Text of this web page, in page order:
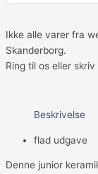
ml
Ikke alle varer fra
Skanderborg.
Ring til os eller
Beskrivelse
flad udgave
Denne junior